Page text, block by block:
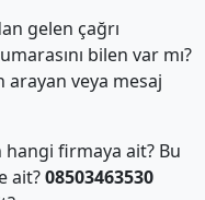
gelen çağrı
bilen var mı?
veya mesaj
firmaya ait? Bu
ait?08503463530